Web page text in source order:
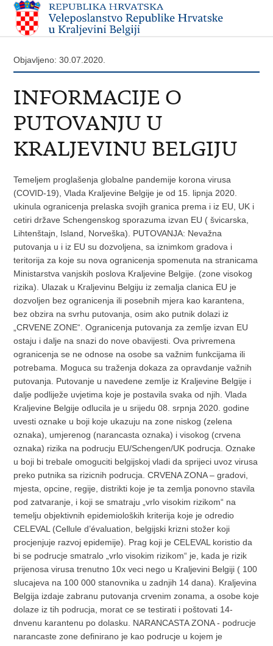
Objavljeno: 30.07.2020.
INFORMACIJE O
PUTOVANJU U
KRALJEVINU BELGIJU
Temeljem proglašenja globalne pandemije korona virusa
(COVID-19), Vlada Kraljevine Belgije je od 15. lipnja 2020.
ukinula ogranicenja prelaska svojih granica prema i iz EU, UK i
cetiri države Schengenskog sporazuma izvan EU ( švicarska,
Lihtenštajn, Island, Norveška). PUTOVANJA: Nevažna
putovanja u i iz EU su dozvoljena, sa iznimkom gradova i
teritorija za koje su nova ogranicenja spomenuta na stranicama
Ministarstva vanjskih poslova Kraljevine Belgije. (zone visokog
rizika). Ulazak u Kraljevinu Belgiju iz zemalja clanica EU je
dozvoljen bez ogranicenja ili posebnih mjera kao karantena,
bez obzira na svrhu putovanja, osim ako putnik dolazi iz
„CRVENE ZONE“. Ogranicenja putovanja za zemlje izvan EU
ostaju i dalje na snazi do nove obavijesti. Ova privremena
ogranicenja se ne odnose na osobe sa važnim funkcijama ili
potrebama. Moguca su traženja dokaza za opravdanje važnih
putovanja. Putovanje u navedene zemlje iz Kraljevine Belgije i
dalje podliježe uvjetima koje je postavila svaka od njih. Vlada
Kraljevine Belgije odlucila je u srijedu 08. srpnja 2020. godine
uvesti oznake u boji koje ukazuju na zone niskog (zelena
oznaka), umjerenog (narancasta oznaka) i visokog (crvena
oznaka) rizika na podrucju EU/Schengen/UK podrucja. Oznake
u boji bi trebale omoguciti belgijskoj vladi da sprijeci uvoz virusa
preko putnika sa rizicnih podrucja. CRVENA ZONA – gradovi,
mjesta, opcine, regije, distrikti koje je ta zemlja ponovno stavila
pod zatvaranje, i koji se smatraju „vrlo visokim rizikom“ na
temelju objektivnih epidemioloških kriterija koje je odredio
CELEVAL (Cellule d’évaluation, belgijski krizni stožer koji
procjenjuje razvoj epidemije). Prag koji je CELEVAL koristio da
bi se podrucje smatralo „vrlo visokim rizikom“ je, kada je rizik
prijenosa virusa trenutno 10x veci nego u Kraljevini Belgiji ( 100
slucajeva na 100 000 stanovnika u zadnjih 14 dana). Kraljevina
Belgija izdaje zabranu putovanja crvenim zonama, a osobe koje
dolaze iz tih podrucja, morat ce se testirati i poštovati 14-
dnvenu karantenu po dolasku. NARANCASTA ZONA - podrucje
narancaste zone definirano je kao podrucje u kojem je